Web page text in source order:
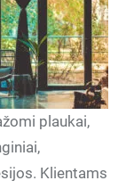
plaukai,
Klientams